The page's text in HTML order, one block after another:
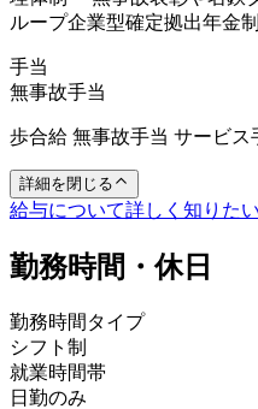
ループ企業型確定拠出年金
手当
無事故手当
歩合給 無事故手当 サービス
詳細を閉じる
給与について詳しく知りたい
勤務時間・休日
勤務時間タイプ
シフト制
就業時間帯
日勤のみ